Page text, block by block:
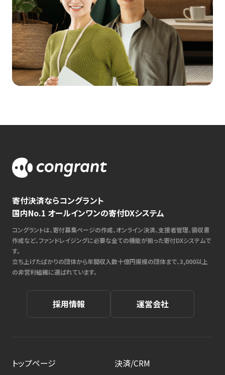
寄付決済ならコングラント
国内No.1 オールインワンの寄付DXシステム
コングラントは、寄付募集ページの作成、オンライン決済、支援者管理、領収書
作成など、ファンドレイジングに必要な全ての機能が揃った寄付DXシステムで
す。
立ち上げたばかりの団体から年間収入数十億円規模の団体まで、3,000以上
の非営利組織に選ばれています。
採用情報 運営会社
トップページ
決済/CRM